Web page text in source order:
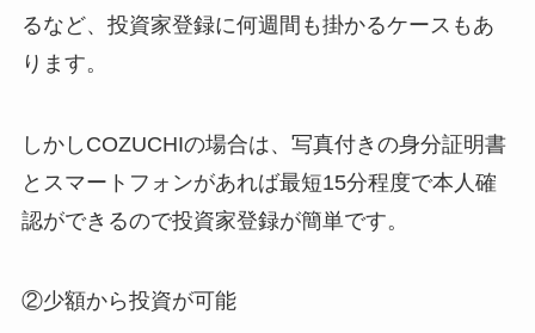
るなど、投資家登録に何週間も掛かるケースもあ
ります。
しかしCOZUCHIの場合は、写真付きの身分証明書
とスマートフォンがあれば最短15分程度で本人確
認ができるので投資家登録が簡単です。
②少額から投資が可能